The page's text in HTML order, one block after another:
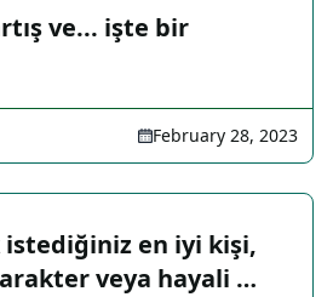
ve... işte bir
February 28, 2023
en iyi kişi,
veya hayali …